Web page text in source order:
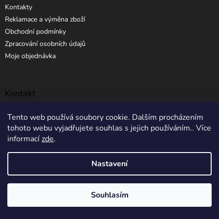
Tento web používá soubory cookie. Dalším procházením
tohoto webu vyjadřujete souhlas s jejich používáním.. Více
informacízde.
Nastavení
Souhlasím
Kontakty
Reklamace a výměna zboží
Obchodní podmínky
Zpracování osobních údajů
Moje objednávka
Kontakt
info @elibros.cz
+420 734 184 444
5% SLEVA NA PRVNÍ NÁKUP